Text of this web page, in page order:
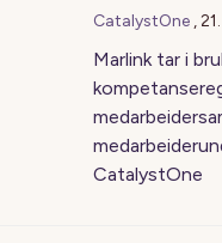
CatalystOne ,
Marlink tar i
CatalystOne